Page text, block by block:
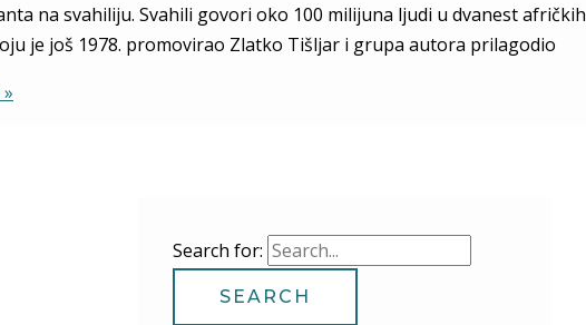
na svahiliju. Svahili govori oko 100 milijuna ljudi u dvanest afričkih
je još 1978. promovirao Zlatko Tišljar i grupa autora prilagodio
Search for: